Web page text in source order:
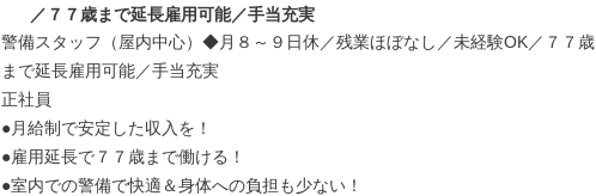
／７７歳まで延長雇用可能／手当充実
警備スタッフ（屋内中心）◆月８～９日休／残業ほぼなし／未経験OK／７７歳
まで延長雇用可能／手当充実
正社員
●月給制で安定した収入を！
●雇用延長で７７歳まで働ける！
●室内での警備で快適＆身体への負担も少ない！